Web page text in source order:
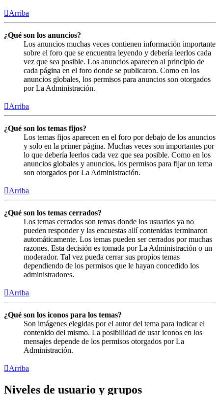
Arriba
¿Qué son los anuncios?
Los anuncios muchas veces contienen información importante
sobre el foro que se encuentra leyendo y debería leerlos cada
vez que sea posible. Los anuncios aparecen al principio de
cada página en el foro donde se publicaron. Como en los
anuncios globales, los permisos para anuncios son otorgados
por La Administración.
Arriba
¿Qué son los temas fijos?
Los temas fijos aparecen en el foro por debajo de los anuncios
y solo en la primer página. Muchas veces son importantes por
lo que debería leerlos cada vez que sea posible. Como en los
anuncios globales y anuncios, los permisos para fijar un tema
son otorgados por La Administración.
Arriba
¿Qué son los temas cerrados?
Los temas cerrados son temas donde los usuarios ya no
pueden responder y las encuestas allí contenidas terminaron
automáticamente. Los temas pueden ser cerrados por muchas
razones. Esta decisión es tomada por La Administración o un
moderador. Tal vez pueda cerrar sus propios temas
dependiendo de los permisos que le hayan concedido los
administradores.
Arriba
¿Qué son los iconos para los temas?
Son imágenes elegidas por el autor del tema para indicar el
contenido del mismo. La posibilidad de usar iconos en los
mensajes depende de los permisos otorgados por La
Administración.
Arriba
Niveles de usuario y grupos